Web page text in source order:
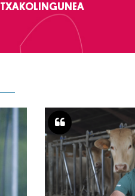
TXAKOLINGUNEA